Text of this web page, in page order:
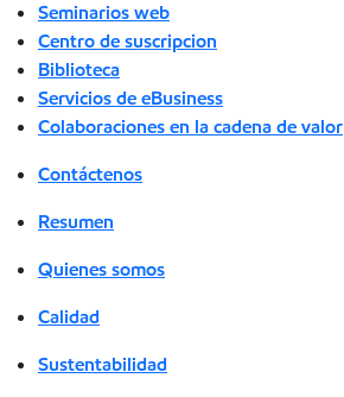
Seminarios web
Centro de suscripcion
Biblioteca
Servicios de eBusiness
Colaboraciones en la cadena de valor
Contáctenos
Resumen
Quienes somos
Calidad
Sustentabilidad